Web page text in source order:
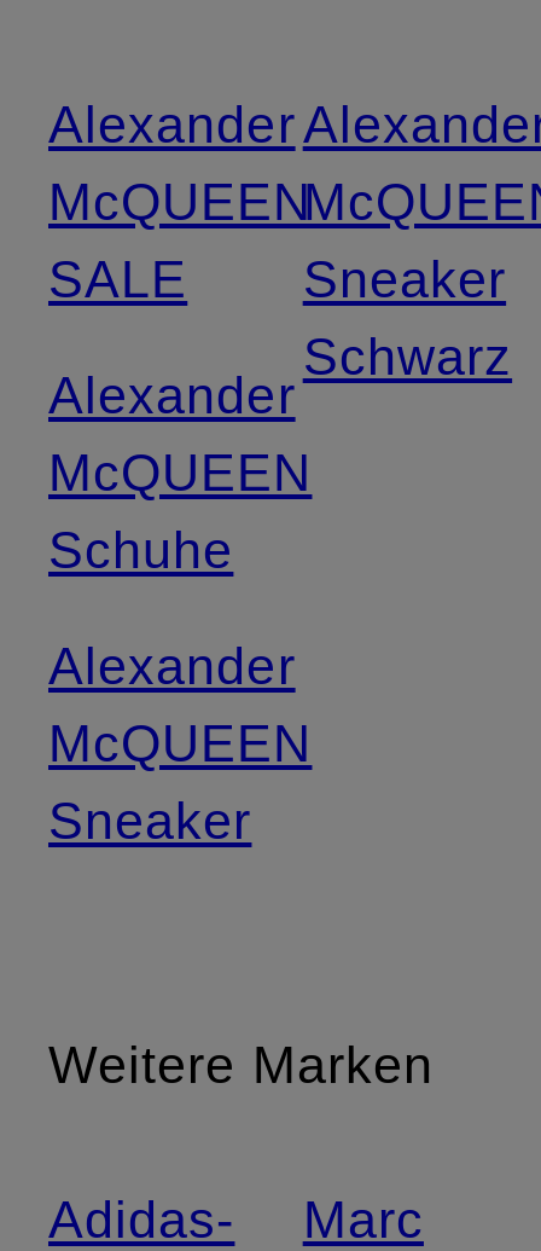
Alexander
McQUEEN
SALE
Alexander
McQUEEN
Schuhe
Alexander
McQUEEN
Sneaker
Sneaker
Schwarz
Weitere Marken
Adidas-
Marc